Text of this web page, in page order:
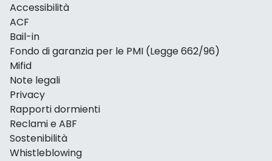
Accessibilità
ACF
Bail-in
Fondo di garanzia per le PMI (Legge 662/96)
Mifid
Note legali
Privacy
Rapporti dormienti
Reclami e ABF
Sostenibilità
Whistleblowing